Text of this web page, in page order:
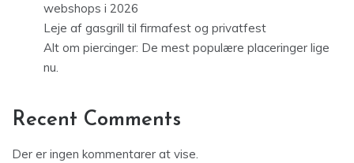
webshops i 2026
Leje af gasgrill til firmafest og privatfest
Alt om piercinger: De mest populære placeringer lige
nu.
Recent Comments
Der er ingen kommentarer at vise.